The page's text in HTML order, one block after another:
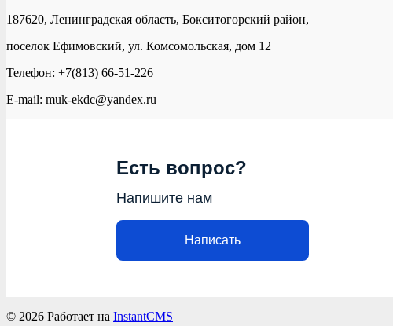
187620, Ленинградская область, Бокситогорский район,
поселок Ефимовский, ул. Комсомольская, дом 12
Телефон: +7(813) 66-51-226
E-mail: muk-ekdc@yandex.ru
Есть вопрос?
Напишите нам
Написать
© 2026 Работает на InstantCMS